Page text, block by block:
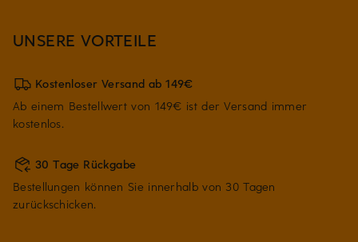
UNSERE VORTEILE
Kostenloser Versand ab 149€
Ab einem Bestellwert von 149€ ist der Versand immer
kostenlos.
30 Tage Rückgabe
Bestellungen können Sie innerhalb von 30 Tagen
zurückschicken.